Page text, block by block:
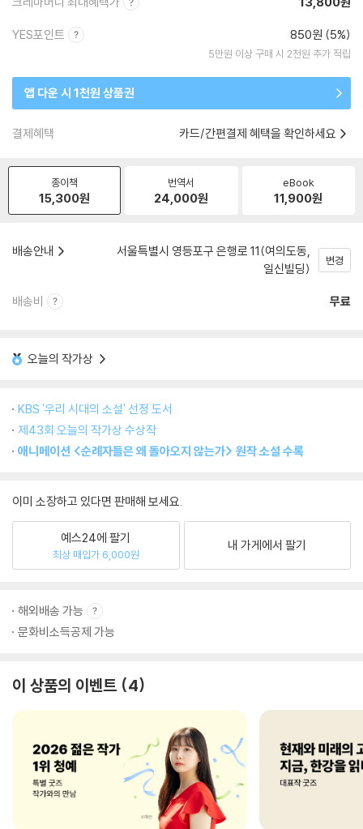
YES포인트 850원 (5%)
5만원 이상 구매 시 2천원 추가 적립
앱 다운 시 1천원 상품권
결제혜택 카드/간편결제 혜택을 확인하세요
종이책
15,300원
번역서
24,000원
eBook
11,900원
배송안내
서울특별시 영등포구 은행로 11(여의도동,
일신빌딩)
변경
배송비 무료
오늘의 작가상
KBS '우리 시대의 소설' 선정 도서
제43회 오늘의 작가상 수상작
애니메이션 <순례자들은 왜 돌아오지 않는가> 원작 소설 수록
이미 소장하고 있다면 판매해 보세요.
예스24에 팔기
최상 매입가 6,000원
내 가게에서 팔기
해외배송 가능
문화비소득공제 가능
이 상품의 이벤트 4